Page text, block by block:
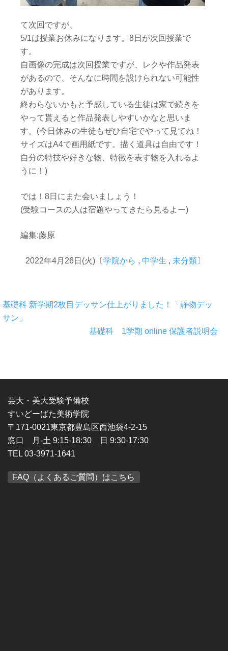
て次回ですが、
5/1は授業お休みになります。8日が次回授業で
す。
自画像の完成は次回授業ですが、レクや作品発表
があるので、そんなに時間を設けられない可能性
があります。
終わらないかもと予感している生徒は家で続きを
やって貰えると作品発表しやすいかなと思いま
す。(今日休みの生徒もぜひ自宅でやって見てね！
サイズはA4で画用紙です。描く道具は自由です！
自分の特技や好きな物、特徴を表す物を入れるよ
うに！)
では！8日にまた会いましょう！
(受験コースの人は宿題やってきたら見るよー)
編集:藤原
2022年4月26日(火)〔学院から , 中学生 , 未分類〕
基礎科 新学期2枚目デッサン仕上がりました！「静物デッ
サン」
基礎科 1学期 online 保護者説明会
芸大・美大受験予備校
すいどーばた美術学院
〒171-0021東京都豊島区西池袋4-2-15
窓口 月-土 9:15-18:30 日 9:30-17:30
TEL 03-3971-1641
FAQ（よくあるご質問）はこちら